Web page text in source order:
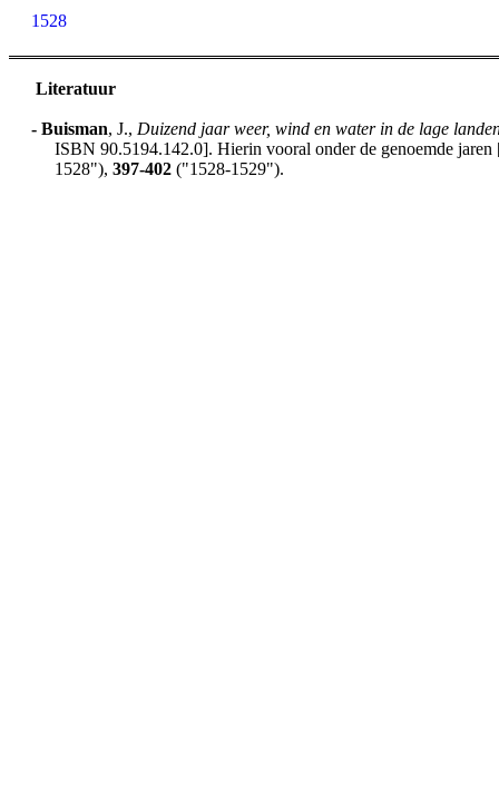
1528
Literatuur
- Buisman, J., Duizend jaar weer, wind en water in de lage
ISBN 90.5194.142.0]. Hierin vooral onder de genoemde
1528"),397-402 ("1528-1529").